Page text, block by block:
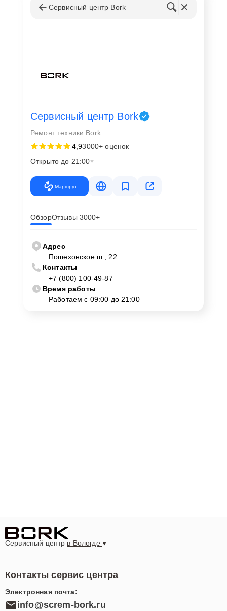
Сервисный центр Bork
Сервисный центр Bork
Ремонт техники Bork
4,93000+ оценок
Открыто до 21:00
Маршрут
ОбзорОтзывы 3000+
Адрес
Пошехонское ш., 22
Контакты
+7 (800) 100-49-87
Время работы
Работаем с 09:00 до 21:00
Сервисный центр в Вологде
Контакты сервис центра
Электронная почта:
info@screm-bork.ru